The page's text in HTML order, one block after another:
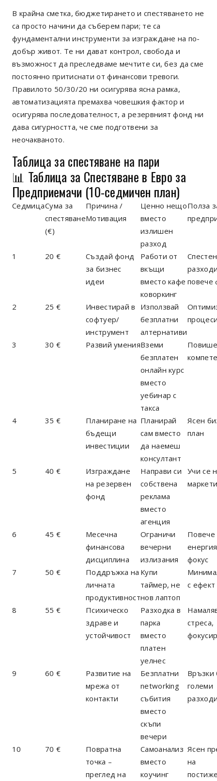
В крайна сметка, бюджетирането и спестяването не
са просто начини да съберем пари; те са
фундаментални инструменти за изграждане на по-
добър живот. Те ни дават контрол, свобода и
възможност да преследваме мечтите си, без да сме
постоянно притиснати от финансови тревоги.
Правилото 50/30/20 ни осигурява ясна рамка,
автоматизацията премахва човешкия фактор и
осигурява последователност, а резервният фонд ни
дава сигурността, че сме подготвени за
неочакваното.
Таблица за спестяване на пари
📊 Таблица за Спестяване в Евро за
Предприемачи (10-седмичен план)
СедмицаСума за
спестяване
(€)
Причина /
Мотивация
Ценно нещо
вместо
излишен
разход
Полза
1 20 €
Създай фонд
за бизнес
идеи
Работи от
вкъщи
вместо кафе
коворкинг
повече
2 25 €
Инвестирай в
софтуер/
инструмент
Използвай
безплатни
алтернативи
3 30 € Развий уменияВземи
безплатен
онлайн курс
вместо
уебинар с
такса
4 35 €
Планиране на
бъдещи
инвестиции
Планирай
сам вместо
да наемеш
консултант
Ясен
план
5 40 €
Изграждане
на резервен
фонд
Направи си
собствена
реклама
вместо
агенция
Учи се
6 45 €
Месечна
финансова
дисциплина
Ограничи
вечерни
излизания
Повече
фокус
7
50 €
Поддръжка на
личната
продуктивност
Купи
таймер, не
нов лаптоп
с ефект
8 55 €
Психическо
здраве и
устойчивост
Разходка в
парка
вместо
платен
уелнес
стреса,
9 60 €
Развитие на
мрежа от
контакти
Безплатни
networking
събития
вместо
скъпи
вечери
Връзки
големи
10 70 €
Повратна
точка –
преглед на
Самоанализ
вместо
коучинг
Ясен
на